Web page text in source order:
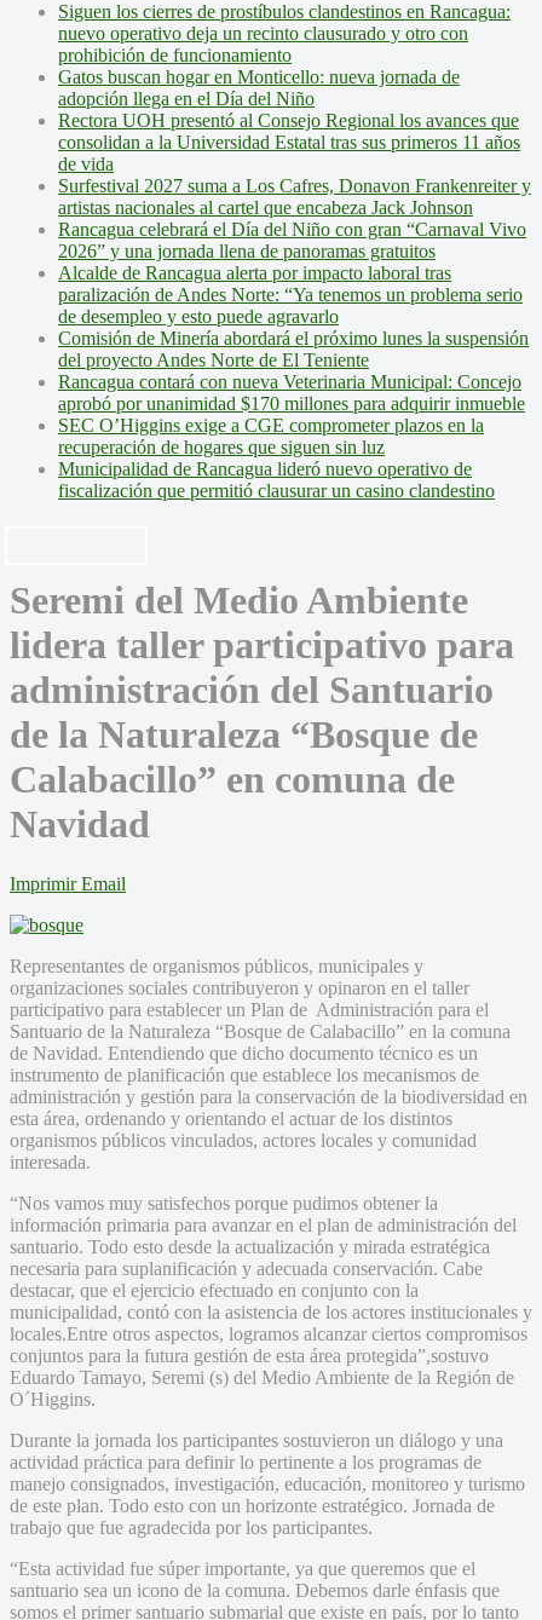
Siguen los cierres de prostíbulos clandestinos en Rancagua:
nuevo operativo deja un recinto clausurado y otro con
prohibición de funcionamiento
Gatos buscan hogar en Monticello: nueva jornada de
adopción llega en el Día del Niño
Rectora UOH presentó al Consejo Regional los avances que
consolidan a la Universidad Estatal tras sus primeros 11 años
de vida
Surfestival 2027 suma a Los Cafres, Donavon Frankenreiter y
artistas nacionales al cartel que encabeza Jack Johnson
Rancagua celebrará el Día del Niño con gran “Carnaval Vivo
2026” y una jornada llena de panoramas gratuitos
Alcalde de Rancagua alerta por impacto laboral tras
paralización de Andes Norte: “Ya tenemos un problema serio
de desempleo y esto puede agravarlo
Comisión de Minería abordará el próximo lunes la suspensión
del proyecto Andes Norte de El Teniente
Rancagua contará con nueva Veterinaria Municipal: Concejo
aprobó por unanimidad $170 millones para adquirir inmueble
SEC O’Higgins exige a CGE comprometer plazos en la
recuperación de hogares que siguen sin luz
Municipalidad de Rancagua lideró nuevo operativo de
fiscalización que permitió clausurar un casino clandestino
Seremi del Medio Ambiente
lidera taller participativo para
administración del Santuario
de la Naturaleza “Bosque de
Calabacillo” en comuna de
Navidad
Imprimir Email
Representantes de organismos públicos, municipales y
organizaciones sociales contribuyeron y opinaron en el taller
participativo para establecer un Plan de Administración para el
Santuario de la Naturaleza “Bosque de Calabacillo” en la comuna
de Navidad. Entendiendo que dicho documento técnico es un
instrumento de planificación que establece los mecanismos de
administración y gestión para la conservación de la biodiversidad en
esta área, ordenando y orientando el actuar de los distintos
organismos públicos vinculados, actores locales y comunidad
interesada.
“Nos vamos muy satisfechos porque pudimos obtener la
información primaria para avanzar en el plan de administración del
santuario. Todo esto desde la actualización y mirada estratégica
necesaria para suplanificación y adecuada conservación. Cabe
destacar, que el ejercicio efectuado en conjunto con la
municipalidad, contó con la asistencia de los actores institucionales y
locales.Entre otros aspectos, logramos alcanzar ciertos compromisos
conjuntos para la futura gestión de esta área protegida”,sostuvo
Eduardo Tamayo, Seremi (s) del Medio Ambiente de la Región de
O´Higgins.
Durante la jornada los participantes sostuvieron un diálogo y una
actividad práctica para definir lo pertinente a los programas de
manejo consignados, investigación, educación, monitoreo y turismo
de este plan. Todo esto con un horizonte estratégico. Jornada de
trabajo que fue agradecida por los participantes.
“Esta actividad fue súper importante, ya que queremos que el
santuario sea un icono de la comuna. Debemos darle énfasis que
somos el primer santuario submarial que existe en país, por lo tanto